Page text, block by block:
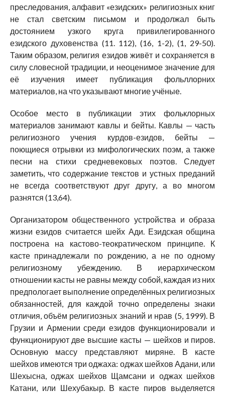
преследования, алфавит «езидских» религиозных книг
не стал светским письмом и продолжал быть
достоянием узкого круга привилегированного
езидского духовенства (11. 112), (16, 1-2), (1, 29-50).
Таким образом, религия езидов живёт и сохраняется в
силу словесной традиции, и неоценимое значение для
её изучения имеет публикация фольллорних
материалов, на что указывают многие учёные.
Особое место в публикации этих фольклорных
материалов занимают кавлы и бейты. Кавлы — часть
религиозного учения курдов-езидов, бейты —
поющиеся отрывки из мифологических поэм, а также
песни на стихи средневековых поэтов. Следует
заметить, что содержание текстов и устных преданий
не всегда соответствуют друг другу, а во многом
разнятся (13,64).
Организатором общественного устройства и образа
жизни езидов считается шейх Ади. Езидская община
построена на кастово-теократическом принципе. К
касте принадлежали по рождению, а не по одному
религиозному убеждению. В иерархическом
отношении касты не равны между собой, каждая из них
предпологает выполнение определённых религиозных
обязанностей, для каждой точно определены знаки
отличия, объём религиозных знаний и нрав (5, 1999). В
Грузии и Армении среди езидов функционировали и
функционируют две высшие касты — шейхов и пиров.
Основную массу представляют миряне. В касте
шейхов имеются три оджаха: оджах шейхов Адани, или
Шехысна, оджах шейхов Щамсани и оджах шейхов
Катани, или Шехубакыр. В касте пиров выделяется